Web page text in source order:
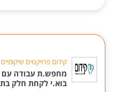
קידום פרויקטים שיקומיים
מחפש.ת עבודה עם
בוא.י לקחת חלק